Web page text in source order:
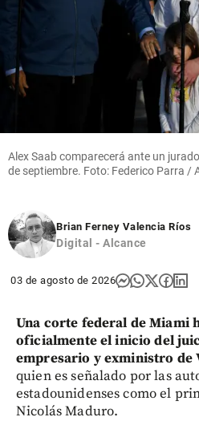
Alex Saab comparecerá ante un
de septiembre. Foto: Federico Parra /
Brian Ferney Valencia Ríos
Digital - Alcance
03 de agosto de 2026
Una corte federal de Miami
oficialmente el inicio del
empresario y exministro de
quien es señalado por las
estadounidenses como el
Nicolás Maduro.